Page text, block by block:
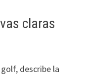
claras
describe la